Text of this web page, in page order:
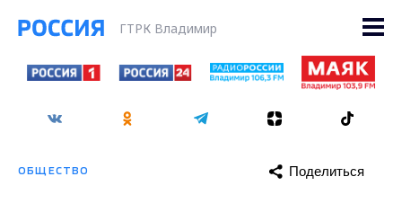
ГТРК Владимир
ОБЩЕСТВО Поделиться